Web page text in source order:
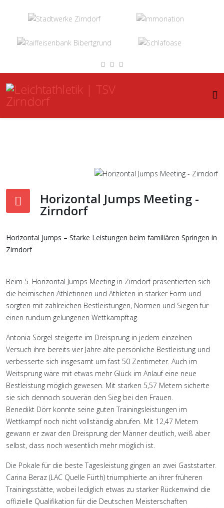
Horizontal Jumps Meeting -
Zirndorf
Horizontal Jumps – Starke Leistungen beim familiären Springen in
Zirndorf
Beim 5. Horizontal Jumps Meeting in Zirndorf präsentierten sich
die heimischen Athletinnen und Athleten in starker Form und
sorgten mit zahlreichen Bestleistungen, Normen und Siegen für
einen rundum gelungenen Wettkampftag.
Antonia Sörgel steigerte im Dreisprung in jedem einzelnen
Versuch ihre bereits vier Jahre alte persönliche Bestleistung und
verbesserte sich insgesamt um fast 50 Zentimeter. Auch im
Weitsprung wäre mit etwas mehr Glück im Anlauf eine neue
Bestleistung möglich gewesen. Mit starken 5,57 Metern sicherte
sie sich dennoch souverän den Sieg bei den Frauen.
Benedikt Dörr konnte seine guten Trainingsleistungen im
Wettkampf noch nicht vollständig abrufen. Mit 12,47 Metern
gewann er zwar den Dreisprung der Männer deutlich, weiß aber
selbst, dass noch wesentlich mehr möglich ist.
Die Pokale für die beste Tagesleistung gingen an zwei Gaststarter.
Carina Beraz (LAC Quelle Fürth) triumphierte an ihrer früheren
Trainingsstätte, wobei lediglich etwas zu starker Rückenwind die
offizielle Qualifikation für die Deutschen Meisterschaften